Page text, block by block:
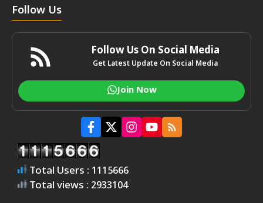
Follow Us
Follow Us On Social Media
Get Latest Update On Social Media
Join Now
Total Users : 1115666
Total views : 2933104